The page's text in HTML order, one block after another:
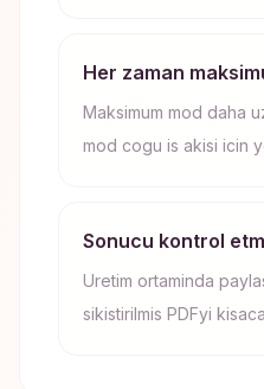
Her zaman
Maksimum mod daha
mod cogu is akisi icin
Sonucu kontrol
Uretim ortaminda
sikistirilmis PDFyi